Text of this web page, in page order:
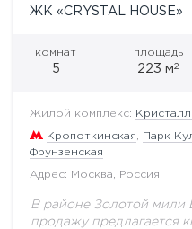
ЖК «CRYSTAL HOUSE»
комнат
5
площадь
223 м2
Жилой комплекс:
Кропоткинская, Парк
Фрунзенская
Адрес: Москва, Россия
В районе Золотой
продажу предлагается